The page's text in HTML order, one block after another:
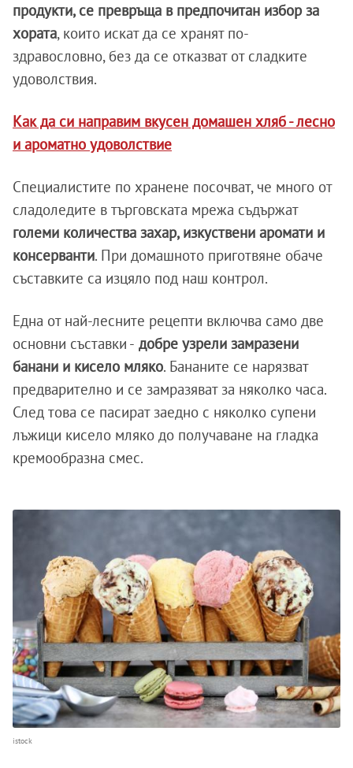
продукти, се превръща в предпочитан избор за
хората, които искат да се хранят по-
здравословно, без да се отказват от сладките
удоволствия.
Как да си направим вкусен домашен хляб - лесно
и ароматно удоволствие
Специалистите по хранене посочват, че много от
сладоледите в търговската мрежа съдържат
големи количества захар, изкуствени аромати и
консерванти. При домашното приготвяне обаче
съставките са изцяло под наш контрол.
Една от най-лесните рецепти включва само две
основни съставки - добре узрели замразени
банани и кисело мляко. Бананите се нарязват
предварително и се замразяват за няколко часа.
След това се пасират заедно с няколко супени
лъжици кисело мляко до получаване на гладка
кремообразна смес.
istock